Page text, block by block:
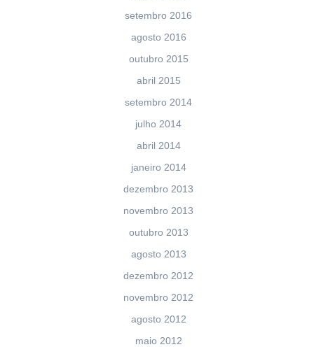
setembro 2016
agosto 2016
outubro 2015
abril 2015
setembro 2014
julho 2014
abril 2014
janeiro 2014
dezembro 2013
novembro 2013
outubro 2013
agosto 2013
dezembro 2012
novembro 2012
agosto 2012
maio 2012